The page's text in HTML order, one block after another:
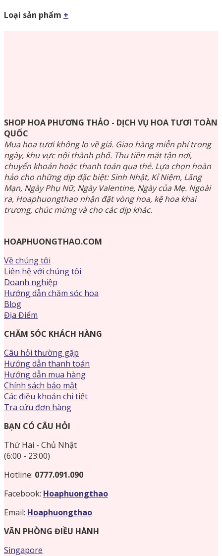
Loại sản phẩm +
SHOP HOA PHƯƠNG THẢO - DỊCH VỤ HOA TƯƠI TOÀN
QUỐC
Mua hoa tươi không lo về giá. Giao hàng miễn phí trong
ngày, khu vực nội thành phố. Thu tiền mặt tận nơi,
chuyển khoản hoặc thanh toán qua thẻ. Lựa chọn hoàn
hảo cho những dịp đặc biệt: Sinh Nhật, Kỉ Niệm, Lãng
Mạn, Ngày Phụ Nữ, Ngày Valentine, Ngày của Mẹ. Ngoài
ra, Hoaphuongthao nhận đặt vòng hoa, kệ hoa khai
trương, chúc mừng và cho các dịp khác.
HOAPHUONGTHAO.COM
Về chúng tôi
Liên hệ với chúng tôi
Doanh nghiệp
Hướng dẫn chăm sóc hoa
Blog
Địa Điểm
CHĂM SÓC KHÁCH HÀNG
Câu hỏi thường gặp
Hướng dẫn thanh toán
Hướng dẫn mua hàng
Chính sách bảo mật
Các điều khoản chi tiết
Tra cứu đơn hàng
BẠN CÓ CÂU HỎI
Thứ Hai - Chủ Nhật
(6:00 - 23:00)
Hotline: 0777.091.090
Facebook: Hoaphuongthao
Email: Hoaphuongthao
VĂN PHÒNG ĐIỀU HÀNH
Singapore